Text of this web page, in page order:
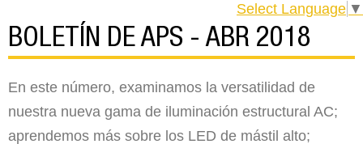
Select Language ▼
BOLETÍN DE APS - ABR 2018
En este número, examinamos la versatilidad de
nuestra nueva gama de iluminación estructural AC;
aprendemos más sobre los LED de mástil alto;